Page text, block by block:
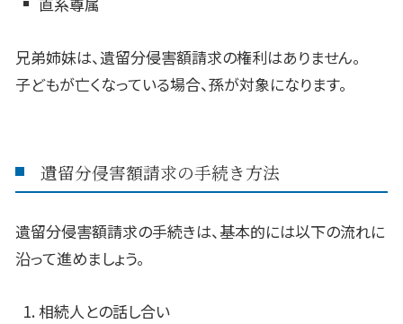
兄弟姉妹は、遺留分侵害額請求の権利はありません。
子どもが亡くなっている場合、孫が対象になります。
遺留分侵害額請求の手続き方法
遺留分侵害額請求の手続きは、基本的には以下の流れに
沿って進めましょう。
相続人との話し合い